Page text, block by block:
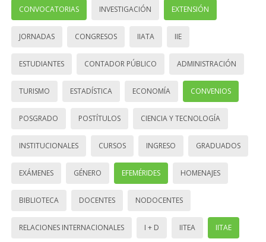
CONVOCATORIAS INVESTIGACIÓN EXTENSIÓN
JORNADAS CONGRESOS IIATA IIE
ESTUDIANTES CONTADOR PÚBLICO ADMINISTRACIÓN
TURISMO ESTADÍSTICA ECONOMÍA CONVENIOS
POSGRADO POSTÍTULOS CIENCIA Y TECNOLOGÍA
INSTITUCIONALES CURSOS INGRESO GRADUADOS
EXÁMENES GÉNERO EFEMÉRIDES HOMENAJES
BIBLIOTECA DOCENTES NODOCENTES
RELACIONES INTERNACIONALES I + D IITEA IITAE